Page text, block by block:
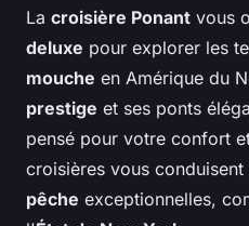
La croisière Ponant vous
deluxe pour explorer les
mouche en Amérique du
prestige et ses ponts
pensé pour votre confort
croisières vous
pêche exceptionnelles,